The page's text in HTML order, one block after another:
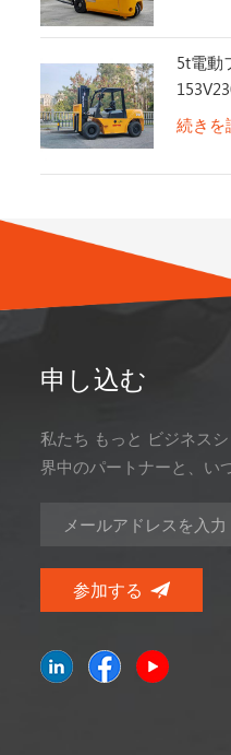
5t電動
リー
続きを
申し込む
私たち もっと ビジネス
界中のパートナーと、い